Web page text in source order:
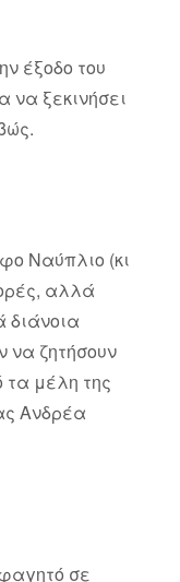
έξοδο του
να ξεκινήσει
Ναύπλιο (κι
αλλά
διάνοια
να ζητήσουν
μέλη της
Ανδρέα
σε